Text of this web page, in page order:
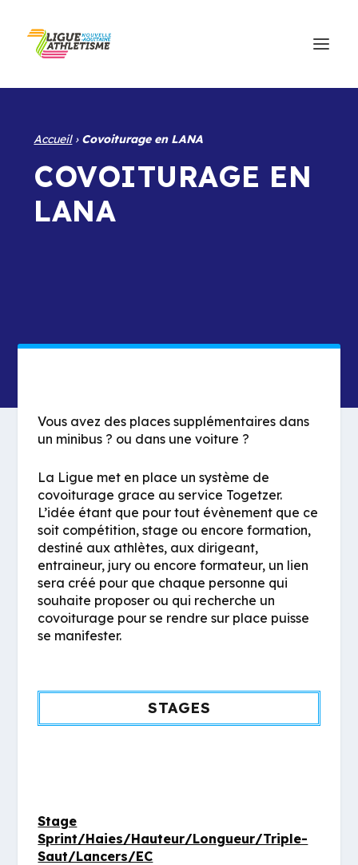
Accueil› Covoiturage en LANA
COVOITURAGE EN
LANA
Vous avez des places supplémentaires dans
un minibus ? ou dans une voiture ?
La Ligue met en place un système de
covoiturage grace au service Togetzer.
L’idée étant que pour tout évènement que ce
soit compétition, stage ou encore formation,
destiné aux athlètes, aux dirigeant,
entraineur, jury ou encore formateur, un lien
sera créé pour que chaque personne qui
souhaite proposer ou qui recherche un
covoiturage pour se rendre sur place puisse
se manifester.
STAGES
Stage
Sprint/Haies/Hauteur/Longueur/Triple-
Saut/Lancers/EC